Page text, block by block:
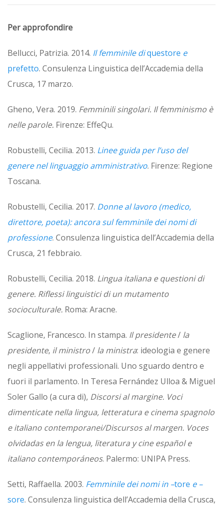
Per approfondire
Bellucci, Patrizia. 2014. Il femminile diquestore e
prefetto. Consulenza Linguistica dell’Accademia della
Crusca, 17 marzo.
Gheno, Vera. 2019. Femminili singolari. Il femminismo è
nelle parole. Firenze: EffeQu.
Robustelli, Cecilia. 2013. Linee guida per l’uso del
genere nel linguaggio amministrativo. Firenze: Regione
Toscana.
Robustelli, Cecilia. 2017. Donne al lavoro (medico,
direttore, poeta): ancora sul femminile dei nomi di
professione. Consulenza linguistica dell’Accademia della
Crusca, 21 febbraio.
Robustelli, Cecilia. 2018. Lingua italiana e questioni di
genere. Riflessi linguistici di un mutamento
socioculturale. Roma: Aracne.
Scaglione, Francesco. In stampa. Il presidente/ la
presidente, il ministro/ la ministra: ideologia e genere
negli appellativi professionali. Uno sguardo dentro e
fuori il parlamento. In Teresa Fernández Ulloa & Miguel
Soler Gallo (a cura di), Discorsi al margine. Voci
dimenticate nella lingua, letteratura e cinema spagnolo
e italiano contemporanei/Discursos al margen. Voces
olvidadas en la lengua, literatura y cine español e
italiano contemporáneos. Palermo: UNIPA Press.
Setti, Raffaella. 2003. Femminile dei nomi in –tore e –
sore. Consulenza linguistica dell’Accademia della Crusca,